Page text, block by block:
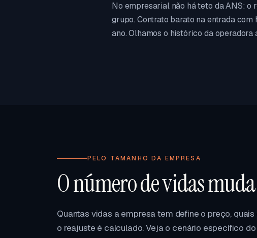
No empresarial não há teto da ANS: o
grupo. Contrato barato na entrada
ano. Olhamos o histórico da operadora
PELO TAMANHO DA EMPRESA
O número de vidas
Quantas vidas a empresa tem define o preço,
o reajuste é calculado. Veja o cenário específico